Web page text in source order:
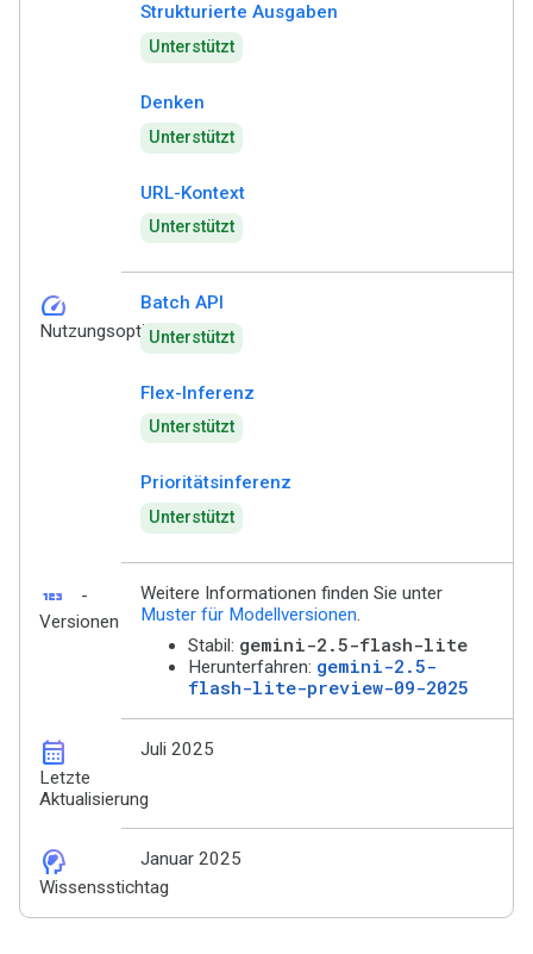
Strukturierte Ausgaben
Unterstützt
Denken
Unterstützt
URL-Kontext
Unterstützt
speed
Nutzungsoptionen
Batch API
Unterstützt
Flex-Inferenz
Unterstützt
Prioritätsinferenz
Unterstützt
123
-
Versionen
Weitere Informationen finden Sie unter
Muster für Modellversionen.
Stabil: gemini-2.5-flash-lite
Herunterfahren: gemini-2.5-
flash-lite-preview-09-2025
calendar_month
Letzte
Aktualisierung
Juli 2025
cognition_2
Wissensstichtag
Januar 2025